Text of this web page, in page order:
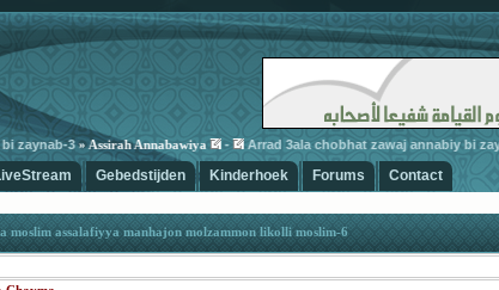
3» Assirah Annabawiya - Arrad 3ala chobhat zawaj annabiy bi
Gebedstijden Kinderhoek Forums Contact
moslim assalafiyya manhajon molzammon likolli moslim-6